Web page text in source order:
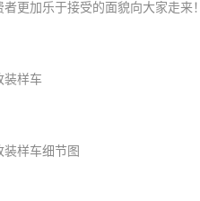
更加乐于接受的面貌向大家走来！
装样车
样车细节图